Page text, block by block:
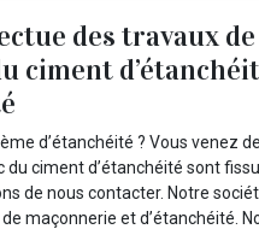
des travaux de
ciment
d’étanchéité ? Vous venez
du ciment d’étanchéité sont
de nous contacter. Notre
maçonnerie et d’étanchéité.